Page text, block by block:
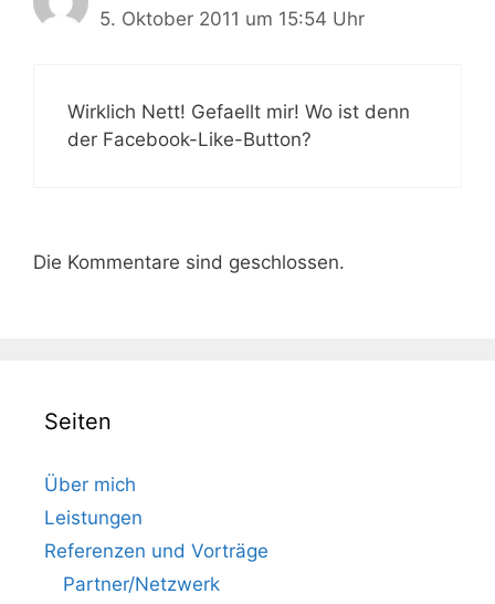
5. Oktober 2011 um 15:54 Uhr
Wirklich Nett! Gefaellt mir! Wo ist denn
der Facebook-Like-Button?
Die Kommentare sind geschlossen.
Seiten
Über mich
Leistungen
Referenzen und Vorträge
Partner/Netzwerk